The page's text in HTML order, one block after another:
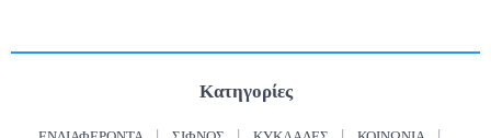
Κατηγορίες